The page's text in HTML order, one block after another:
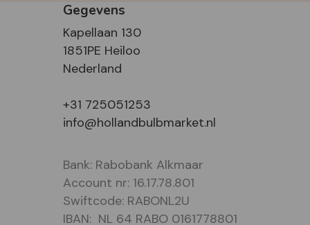
Gegevens
Kapellaan 130
1851PE Heiloo
Nederland
+31 725051253
info@hollandbulbmarket.nl
Bank: Rabobank Alkmaar
Account nr: 16.17.78.801
Swiftcode: RABONL2U
IBAN: NL 64 RABO 0161778801